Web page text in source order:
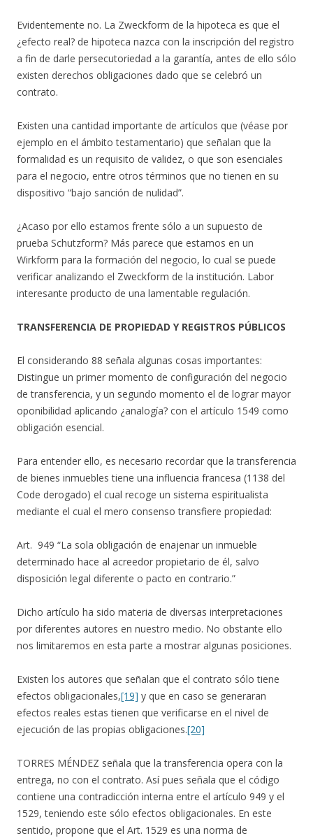
Evidentemente no. La Zweckform de la hipoteca es que el
¿efecto real? de hipoteca nazca con la inscripción del registro
a fin de darle persecutoriedad a la garantía, antes de ello sólo
existen derechos obligaciones dado que se celebró un
contrato.
Existen una cantidad importante de artículos que (véase por
ejemplo en el ámbito testamentario) que señalan que la
formalidad es un requisito de validez, o que son esenciales
para el negocio, entre otros términos que no tienen en su
dispositivo “bajo sanción de nulidad”.
¿Acaso por ello estamos frente sólo a un supuesto de
prueba Schutzform? Más parece que estamos en un
Wirkform para la formación del negocio, lo cual se puede
verificar analizando el Zweckform de la institución. Labor
interesante producto de una lamentable regulación.
TRANSFERENCIA DE PROPIEDAD Y REGISTROS PÚBLICOS
El considerando 88 señala algunas cosas importantes:
Distingue un primer momento de configuración del negocio
de transferencia, y un segundo momento el de lograr mayor
oponibilidad aplicando ¿analogía? con el artículo 1549 como
obligación esencial.
Para entender ello, es necesario recordar que la transferencia
de bienes inmuebles tiene una influencia francesa (1138 del
Code derogado) el cual recoge un sistema espiritualista
mediante el cual el mero consenso transfiere propiedad:
Art. 949 “La sola obligación de enajenar un inmueble
determinado hace al acreedor propietario de él, salvo
disposición legal diferente o pacto en contrario.”
Dicho artículo ha sido materia de diversas interpretaciones
por diferentes autores en nuestro medio. No obstante ello
nos limitaremos en esta parte a mostrar algunas posiciones.
Existen los autores que señalan que el contrato sólo tiene
efectos obligacionales,[19] y que en caso se generaran
efectos reales estas tienen que verificarse en el nivel de
ejecución de las propias obligaciones.[20]
TORRES MÉNDEZ señala que la transferencia opera con la
entrega, no con el contrato. Así pues señala que el código
contiene una contradicción interna entre el artículo 949 y el
1529, teniendo este sólo efectos obligacionales. En este
sentido, propone que el Art. 1529 es una norma de